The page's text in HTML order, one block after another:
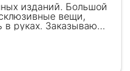
изданий. Большой
вещи,
в руках. Заказываю
партнеров,
общения с
самих книг.